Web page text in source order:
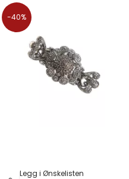
-40%
Legg i Ønskelisten